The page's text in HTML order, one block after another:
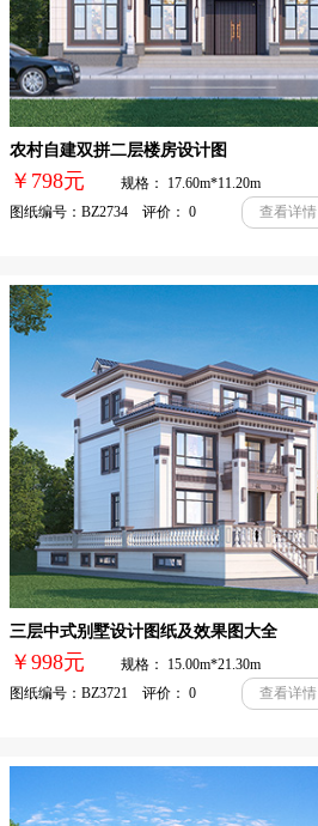
农村自建双拼二层楼房设计图
￥798元
规格： 17.60m*11.20m
图纸编号：BZ2734 评价： 0
查看详情
三层中式别墅设计图纸及效果图大全
￥998元
规格： 15.00m*21.30m
图纸编号：BZ3721 评价： 0
查看详情